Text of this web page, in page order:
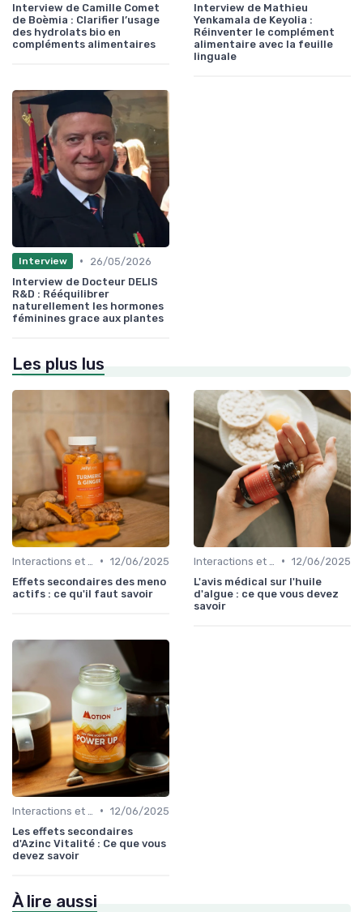
Interview de Camille Comet
de Boèmia : Clarifier l’usage
des hydrolats bio en
compléments alimentaires
Interview de Mathieu
Yenkamala de Keyolia :
Réinventer le complément
alimentaire avec la feuille
linguale
Interview •
26/05/2026
Interview de Docteur DELIS
R&D : Rééquilibrer
naturellement les hormones
féminines grace aux plantes
Les plus lus
• 12/06/2025
Effets secondaires des meno
actifs : ce qu'il faut savoir
• 12/06/2025
L'avis médical sur l'huile
d'algue : ce que vous devez
savoir
• 12/06/2025
Les effets secondaires
d'Azinc Vitalité : Ce que vous
devez savoir
À lire aussi